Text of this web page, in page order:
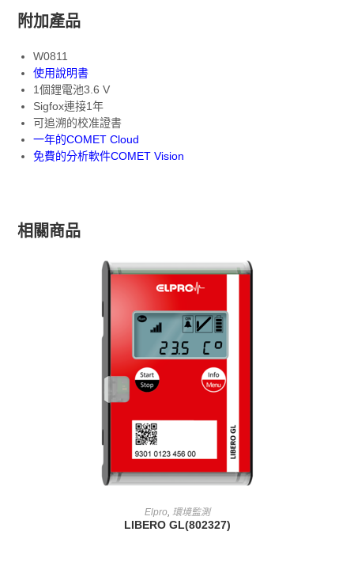
附加產品
W0811
使用說明書
1個鋰電池3.6 V
Sigfox連接1年
可追溯的校准證書
一年的COMET Cloud
免費的分析軟件COMET Vision
相關商品
查看內容
Elpro, 環境監測
LIBERO GL(802327)